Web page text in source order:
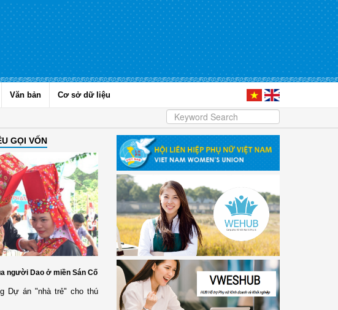
Văn bản Cơ sở dữ liệu
GỌI VỐN
người Dao ở miền Sán Cố
Dự án "nhà trẻ" cho thú